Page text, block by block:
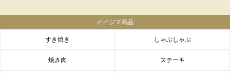
イイジマ商品
すき焼き しゃぶしゃぶ
焼き肉 ステーキ